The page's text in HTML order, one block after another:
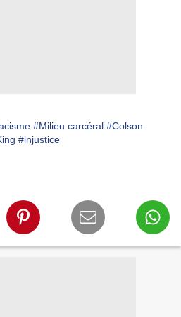
#Milieu carcéral #Colson
#injustice